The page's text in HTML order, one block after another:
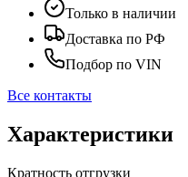
Только в наличии
Доставка по РФ
Подбор по VIN
Все контакты
Характеристики
Кратность отгрузки